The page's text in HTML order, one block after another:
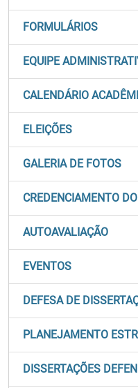
FORMULÁRIOS
EQUIPE
CALENDÁRIO
ELEIÇÕES
GALERIA DE FOTOS
CREDENCIAMENTO
AUTOAVALIAÇÃO
EVENTOS
DEFESA DE
PLANEJAMENTO
DISSERTAÇÕES